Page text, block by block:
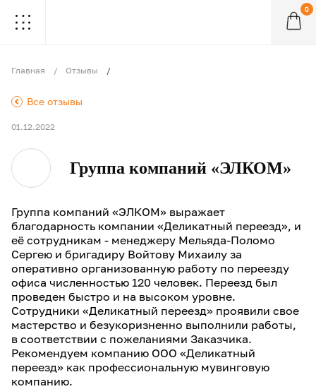
. . .
. . .
0
Главная Отзывы
Все отзывы
.
01.12.2022
Группа компаний «ЭЛКОМ»
Группа компаний «ЭЛКОМ» выражает
благодарность компании «Деликатный переезд», и
её сотрудникам - менеджеру Мельяда-Поломо
Сергею и бригадиру Войтову Михаилу за
оперативно организованную работу по переезду
офиса численностью 120 человек. Переезд был
проведен быстро и на высоком уровне.
Сотрудники «Деликатный переезд» проявили свое
мастерство и безукоризненно выполнили работы,
в соответствии с пожеланиями Заказчика.
Рекомендуем компанию ООО «Деликатный
переезд» как профессиональную мувинговую
компанию.